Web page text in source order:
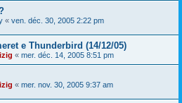
« ven. déc. 30, 2005 2:22 pm
e Thunderbird (14/12/05)
« mer. déc. 14, 2005 8:51 pm
« mer. nov. 30, 2005 9:37 am